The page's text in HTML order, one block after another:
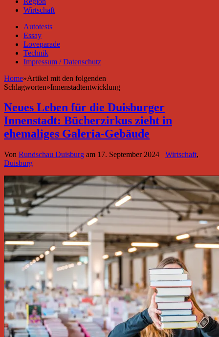
Wirtschaft
Autotests
Essay
Loveparade
Technik
Impressum / Datenschutz
Home»Artikel mit den folgenden
Schlagworten»Innenstadtentwicklung
Neues Leben für die Duisburger
Innenstadt: Bücherzirkus zieht in
ehemaliges Galeria-Gebäude
Von Rundschau Duisburg am 17. September 2024 Wirtschaft,
Duisburg